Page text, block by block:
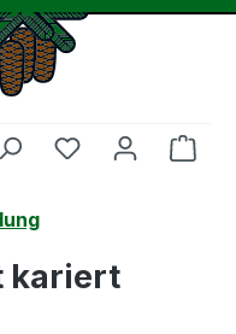
Du hast 0
kariert